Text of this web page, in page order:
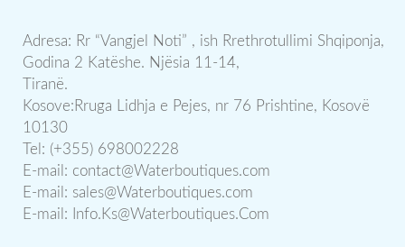
Adresa: Rr “Vangjel Noti” , ish Rrethrotullimi Shqiponja,
Godina 2 Katëshe. Njësia 11-14,
Tiranë.
Kosove:Rruga Lidhja e Pejes, nr 76 Prishtine, Kosovë
10130
Tel: (+355) 698002228
E-mail: contact@Waterboutiques.com
E-mail: sales@Waterboutiques.com
E-mail:
Info.Ks@Waterboutiques.Com